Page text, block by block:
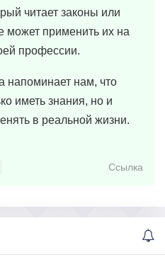
читает законы или
может применить их на
профессии.
напоминает нам, что
иметь знания, но и
в реальной жизни.
Ссылка